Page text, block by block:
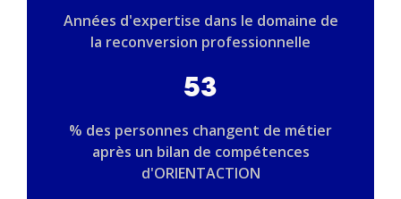
Années d'expertise dans le domaine de
la reconversion professionnelle
53
% des personnes changent de métier
après un bilan de compétences
d'ORIENTACTION